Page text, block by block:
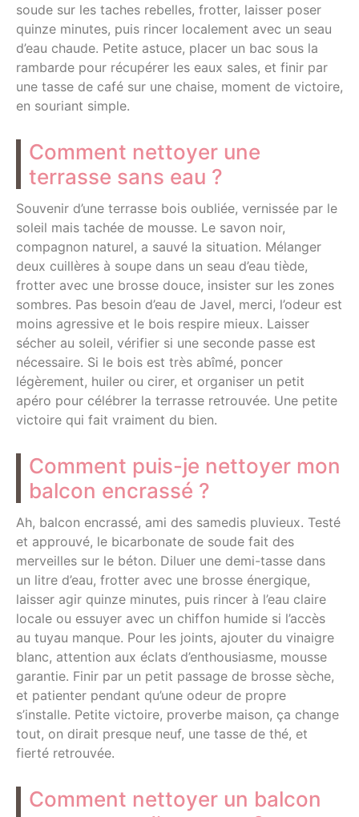
soude sur les taches rebelles, frotter, laisser poser
quinze minutes, puis rincer localement avec un seau
d’eau chaude. Petite astuce, placer un bac sous la
rambarde pour récupérer les eaux sales, et finir par
une tasse de café sur une chaise, moment de victoire,
en souriant simple.
Comment nettoyer une
terrasse sans eau ?
Souvenir d’une terrasse bois oubliée, vernissée par le
soleil mais tachée de mousse. Le savon noir,
compagnon naturel, a sauvé la situation. Mélanger
deux cuillères à soupe dans un seau d’eau tiède,
frotter avec une brosse douce, insister sur les zones
sombres. Pas besoin d’eau de Javel, merci, l’odeur est
moins agressive et le bois respire mieux. Laisser
sécher au soleil, vérifier si une seconde passe est
nécessaire. Si le bois est très abîmé, poncer
légèrement, huiler ou cirer, et organiser un petit
apéro pour célébrer la terrasse retrouvée. Une petite
victoire qui fait vraiment du bien.
Comment puis-je nettoyer mon
balcon encrassé ?
Ah, balcon encrassé, ami des samedis pluvieux. Testé
et approuvé, le bicarbonate de soude fait des
merveilles sur le béton. Diluer une demi-tasse dans
un litre d’eau, frotter avec une brosse énergique,
laisser agir quinze minutes, puis rincer à l’eau claire
locale ou essuyer avec un chiffon humide si l’accès
au tuyau manque. Pour les joints, ajouter du vinaigre
blanc, attention aux éclats d’enthousiasme, mousse
garantie. Finir par un petit passage de brosse sèche,
et patienter pendant qu’une odeur de propre
s’installe. Petite victoire, proverbe maison, ça change
tout, on dirait presque neuf, une tasse de thé, et
fierté retrouvée.
Comment nettoyer un balcon